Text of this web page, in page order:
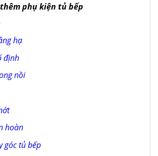
phụ kiện tủ bếp
hạ
định
nồi
hoàn
góc tủ bếp